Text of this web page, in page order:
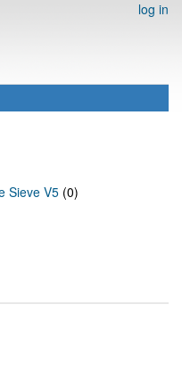
log in
Sieve V5 (0)